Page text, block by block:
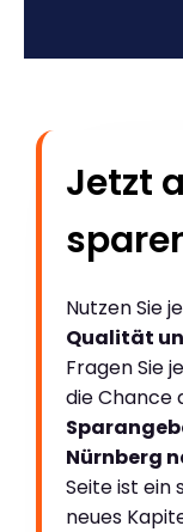
Jetzt
Nutzen Sie
Qualität
Fragen Sie
die Chance
Nürnberg
Seite ist ein
neues